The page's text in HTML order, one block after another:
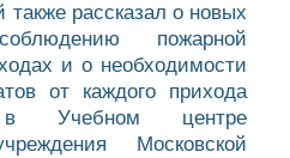
рассказал о новых
пожарной
и о необходимости
от каждого прихода
Учебном центре
Московской